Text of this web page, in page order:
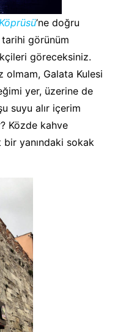
’ne doğru
tarihi görünüm
göreceksiniz.
olmam, Galata Kulesi
yer, üzerine de
suyu alır içerim
Közde kahve
bir yanındaki sokak